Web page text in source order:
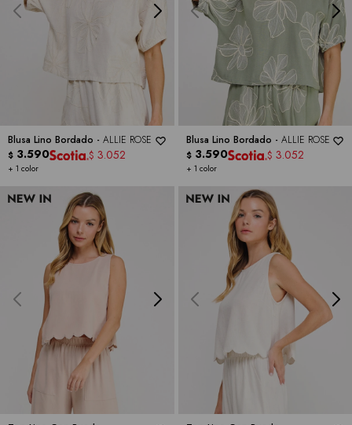
Blusa Lino Bordado - ALLIE ROSE
+ 1 color
$ 3.590 $ 3.052
Blusa Lino Bordado - ALLIE ROSE
+ 1 color
$ 3.590 $ 3.052